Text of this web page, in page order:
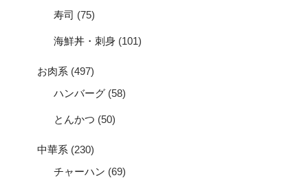
寿司 (75)
海鮮丼・刺身 (101)
お肉系 (497)
ハンバーグ (58)
とんかつ (50)
中華系 (230)
チャーハン (69)